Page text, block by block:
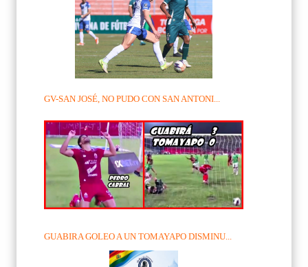
GV-SAN JOSÉ, NO PUDO CON SAN ANTONI...
GUABIRA GOLEO A UN TOMAYAPO DISMINU...